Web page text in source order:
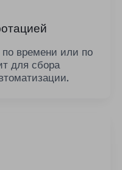
времени или по
для сбора